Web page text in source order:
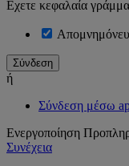
Εχετε κεφαλαία
ή
Σύνδεση μέσω
Ενεργοποίηση
Συνέχεια